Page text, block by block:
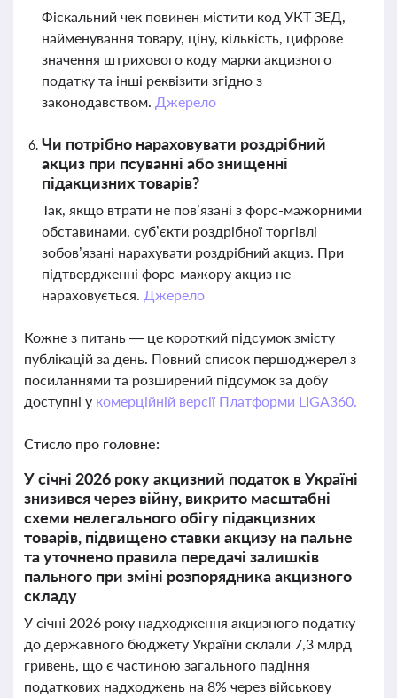
Фіскальний чек повинен містити код УКТ ЗЕД,
найменування товару, ціну, кількість, цифрове
значення штрихового коду марки акцизного
податку та інші реквізити згідно з
законодавством. Джерело
Чи потрібно нараховувати роздрібний
акциз при псуванні або знищенні
підакцизних товарів?
Так, якщо втрати не пов’язані з форс-мажорними
обставинами, суб’єкти роздрібної торгівлі
зобов’язані нарахувати роздрібний акциз. При
підтвердженні форс-мажору акциз не
нараховується. Джерело
Кожне з питань — це короткий підсумок змісту
публікацій за день. Повний список першоджерел з
посиланнями та розширений підсумок за добу
доступні у комерційній версії Платформи LIGA360.
Стисло про головне:
У січні 2026 року акцизний податок в Україні
знизився через війну, викрито масштабні
схеми нелегального обігу підакцизних
товарів, підвищено ставки акцизу на пальне
та уточнено правила передачі залишків
пального при зміні розпорядника акцизного
складу
У січні 2026 року надходження акцизного податку
до державного бюджету України склали 7,3 млрд
гривень, що є частиною загального падіння
податкових надходжень на 8% через військову